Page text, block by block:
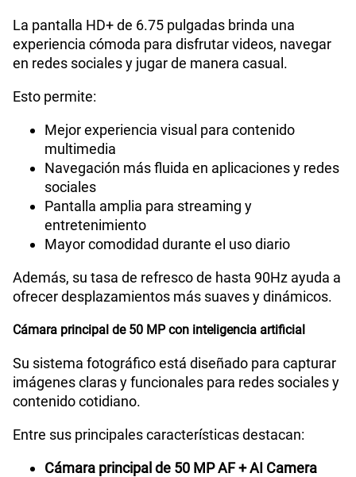
La pantalla HD+ de 6.75 pulgadas brinda una
experiencia cómoda para disfrutar videos, navegar
en redes sociales y jugar de manera casual.
Esto permite:
Mejor experiencia visual para contenido
multimedia
Navegación más fluida en aplicaciones y redes
sociales
Pantalla amplia para streaming y
entretenimiento
Mayor comodidad durante el uso diario
Además, su tasa de refresco de hasta 90Hz ayuda a
ofrecer desplazamientos más suaves y dinámicos.
Cámara principal de 50 MP con inteligencia artificial
Su sistema fotográfico está diseñado para capturar
imágenes claras y funcionales para redes sociales y
contenido cotidiano.
Entre sus principales características destacan:
Cámara principal de 50 MP AF + AI Camera